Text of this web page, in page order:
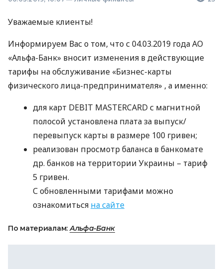
Уважаемые клиенты!
Информируем Вас о том, что с 04.03.2019 года АО
«Альфа-Банк» вносит изменения в действующие
тарифы на обслуживание «Бизнес-карты
физического лица-предпринимателя» , а именно:
для карт DEBIT MASTERCARD с магнитной
полосой установлена плата за выпуск/
перевыпуск карты в размере 100 гривен;
реализован просмотр баланса в банкомате
др. банков на территории Украины – тариф
5 гривен.
С обновленными тарифами можно
ознакомиться на сайте
По материалам:Альфа-Банк